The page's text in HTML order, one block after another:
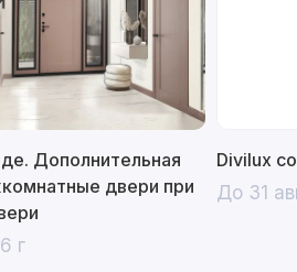
Дополнительная
двери при
г
Divilux
До 31